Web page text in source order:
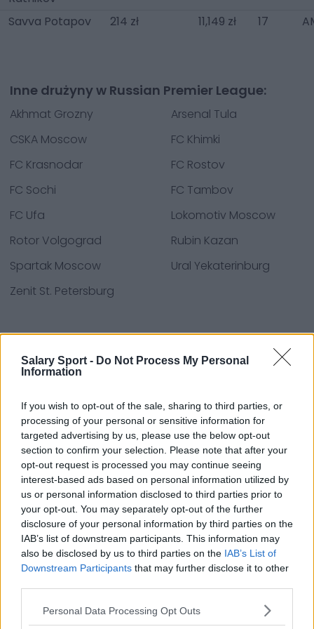
Salary Sport - Do Not Process My Personal
Information
If you wish to opt-out of the sale, sharing to third parties, or
processing of your personal or sensitive information for
targeted advertising by us, please use the below opt-out
section to confirm your selection. Please note that after your
opt-out request is processed you may continue seeing
interest-based ads based on personal information utilized by
us or personal information disclosed to third parties prior to
your opt-out. You may separately opt-out of the further
disclosure of your personal information by third parties on the
IAB’s list of downstream participants. This information may
also be disclosed by us to third parties on the IAB’s List of
Downstream Participants that may further disclose it to other
Personal Data Processing Opt Outs
Savva Potapov
214 zł 11,149 zł 17
Inne drużyny w Russian Premier League:
Akhmat Grozny
Arsenal Tula
CSKA Moscow
FC Khimki
FC Krasnodar
FC Rostov
FC Sochi
FC Tambov
FC Ufa
Lokomotiv Moscow
Rotor Volgograd
Rubin Kazan
Spartak Moscow
Ural Yekaterinburg
Zenit St. Petersburg
Źródła – Informacje prasowe, wiadomości i artykuły,
internetowe encyklopedie i bazy danych, eksperci z
About Us
Contact Us
Privacy Policy
Change Consent
Language